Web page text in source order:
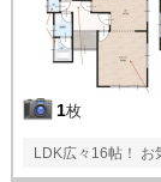
1枚
LDK広々16帖！ お